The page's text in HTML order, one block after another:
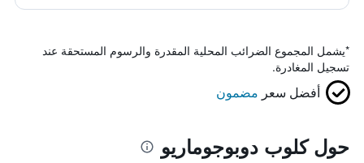
*يشمل المجموع الضرائب المحلية المقدرة والرسوم المستحقة عند
تسجيل المغادرة.
أفضل سعر مضمون
حول كلوب دوبوجوماريو